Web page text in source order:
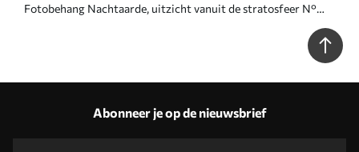
Fotobehang Nachtaarde, uitzicht vanuit de stratosfeer N°
Abonneer je op de nieuwsbrief